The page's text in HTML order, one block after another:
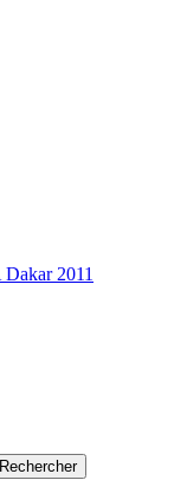
2011